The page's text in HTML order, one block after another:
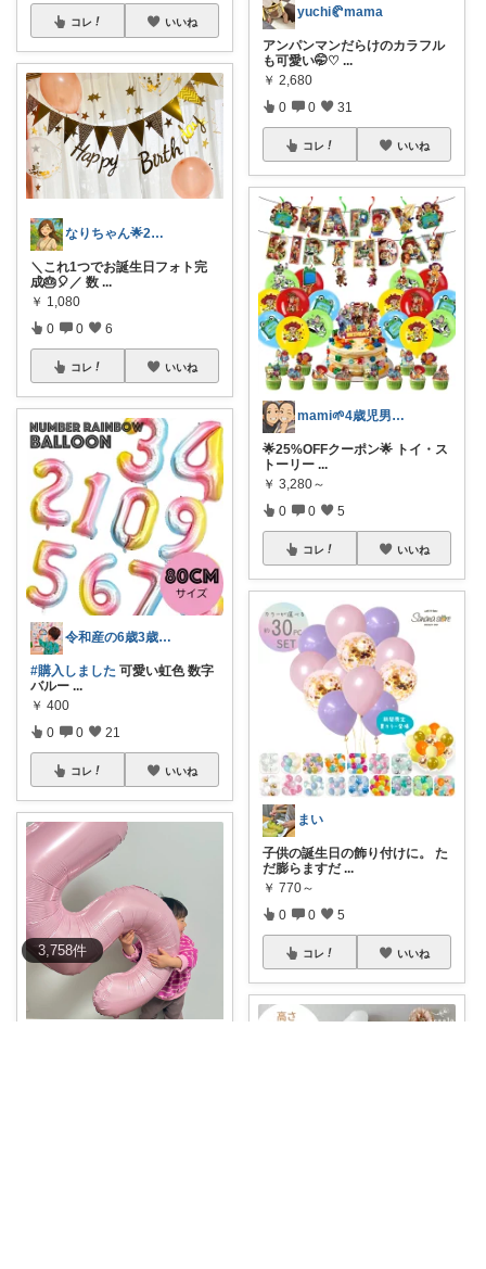
3,758件
コレ いいね
なりちゃん🌟2歳のmama🦖
＼これ1つでお誕生日フォト完
成🎂🎈／ 数 ...
￥ 1,080
0 0 6
コレ いいね
令和産の6歳3歳 🏃‍♀️💨
#購入しました 可愛い虹色 数字
バルー ...
￥ 400
0 0 21
コレ いいね
yuchi🥐mama
アンパンマンだらけのカラフル
も可愛い🤭♡ ...
￥ 2,680
0 0 31
コレ いいね
mami🌱4歳児男の子のママ🌿
🌟25%OFFクーポン🌟 トイ・ス
トーリー ...
￥ 3,280～
0 0 5
コレ いいね
まい
子供の誕生日の飾り付けに。 た
だ膨らますだ ...
￥ 770～
0 0 5
コレ いいね